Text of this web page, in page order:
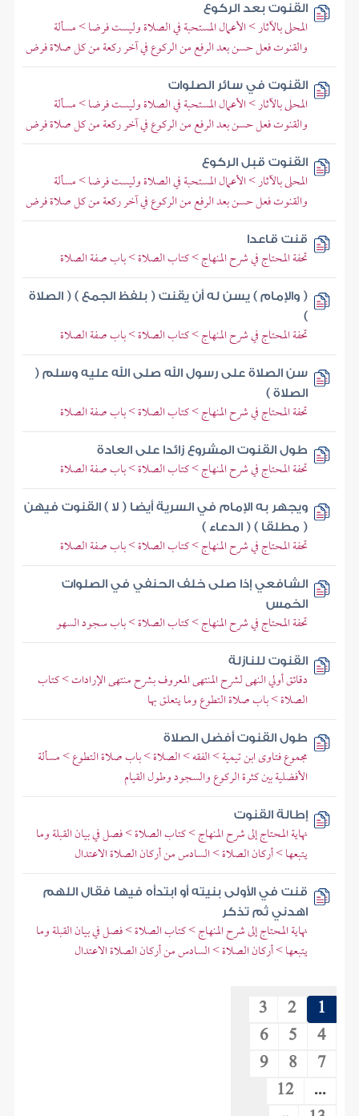
القنوت بعد الركوع
المحلى بالآثار > الأعمال المستحبة في الصلاة وليست فرضا > مسألة
والقنوت فعل حسن بعد الرفع من الركوع في آخر ركعة من كل صلاة فرض
القنوت في سائر الصلوات
المحلى بالآثار > الأعمال المستحبة في الصلاة وليست فرضا > مسألة
والقنوت فعل حسن بعد الرفع من الركوع في آخر ركعة من كل صلاة فرض
القنوت قبل الركوع
المحلى بالآثار > الأعمال المستحبة في الصلاة وليست فرضا > مسألة
والقنوت فعل حسن بعد الرفع من الركوع في آخر ركعة من كل صلاة فرض
قنت قاعدا
تحفة المحتاج في شرح المنهاج > كتاب الصلاة > باب صفة الصلاة
( والإمام ) يسن له أن يقنت ( بلفظ الجمع ) ( الصلاة
)
تحفة المحتاج في شرح المنهاج > كتاب الصلاة > باب صفة الصلاة
سن الصلاة على رسول الله صلى الله عليه وسلم (
الصلاة )
تحفة المحتاج في شرح المنهاج > كتاب الصلاة > باب صفة الصلاة
طول القنوت المشروع زائدا على العادة
تحفة المحتاج في شرح المنهاج > كتاب الصلاة > باب صفة الصلاة
ويجهر به الإمام في السرية أيضا ( لا ) القنوت فيهن
( مطلقا ) ( الدعاء )
تحفة المحتاج في شرح المنهاج > كتاب الصلاة > باب صفة الصلاة
الشافعي إذا صلى خلف الحنفي في الصلوات
الخمس
تحفة المحتاج في شرح المنهاج > كتاب الصلاة > باب سجود السهو
القنوت للنازلة
دقائق أولي النهى لشرح المنتهى المعروف بشرح منتهى الإرادات > كتاب
الصلاة > باب صلاة التطوع وما يتعلق بها
طول القنوت أفضل الصلاة
مجموع فتاوى ابن تيمية > الفقه > الصلاة > باب صلاة التطوع > مسألة
الأفضلية بين كثرة الركوع والسجود وطول القيام
إطالة القنوت
نهاية المحتاج إلى شرح المنهاج > كتاب الصلاة > فصل في بيان القبلة وما
يتبعها > أركان الصلاة > السادس من أركان الصلاة الاعتدال
قنت في الأولى بنيته أو ابتدأه فيها فقال اللهم
اهدني ثم تذكر
نهاية المحتاج إلى شرح المنهاج > كتاب الصلاة > فصل في بيان القبلة وما
يتبعها > أركان الصلاة > السادس من أركان الصلاة الاعتدال
1
2
3
4
5
6
7
8
9
...
12